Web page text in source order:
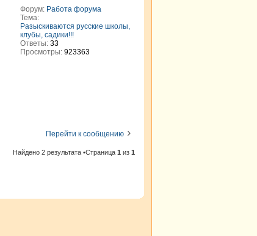
Форум: Работа форума
Тема:
Разыскиваются русские школы,
клубы, садики!!!
Ответы: 33
Просмотры: 923363
Перейти к сообщению
Найдено 2 результата •Страница 1 из 1